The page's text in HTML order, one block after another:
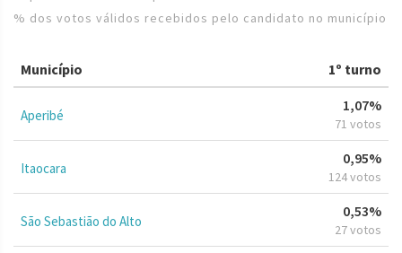
% dos votos válidos recebidos pelo candidato no município
Município 1º turno
Aperibé
1,07%
71 votos
Itaocara
0,95%
124 votos
São Sebastião do Alto
0,53%
27 votos